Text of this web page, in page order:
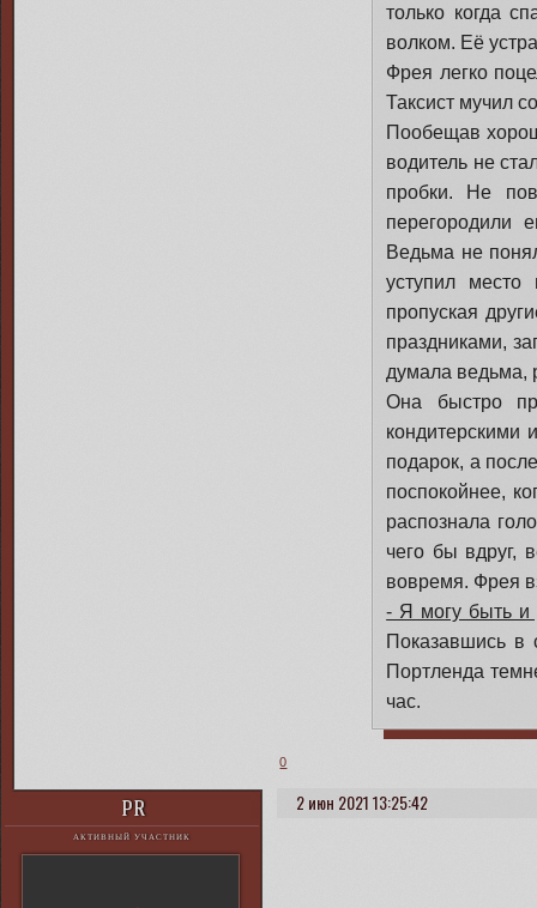
только когда
волком. Её
Фрея легко
Таксист мучил
Пообещав
водитель не
пробки. Не
перегородили
Ведьма не
уступил
пропуская
праздниками,
думала ведьма,
Она быстро
кондитерскими
подарок, а
поспокойнее,
распознала
чего бы вдруг,
вовремя. Фрея
- Я могу быть
Показавшись в
Портленда
час.
0
2 июн 2021 13:25:42
PR
АКТИВНЫЙ УЧАСТНИК